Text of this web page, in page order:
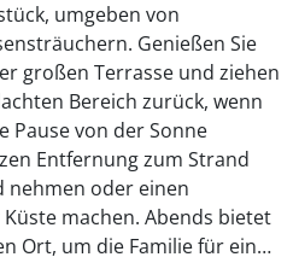
umgeben von
Genießen Sie
großen Terrasse und ziehen
Bereich zurück, wenn
Pause von der Sonne
Entfernung zum Strand
nehmen oder einen
machen. Abends bietet
Ort, um die Familie für ein